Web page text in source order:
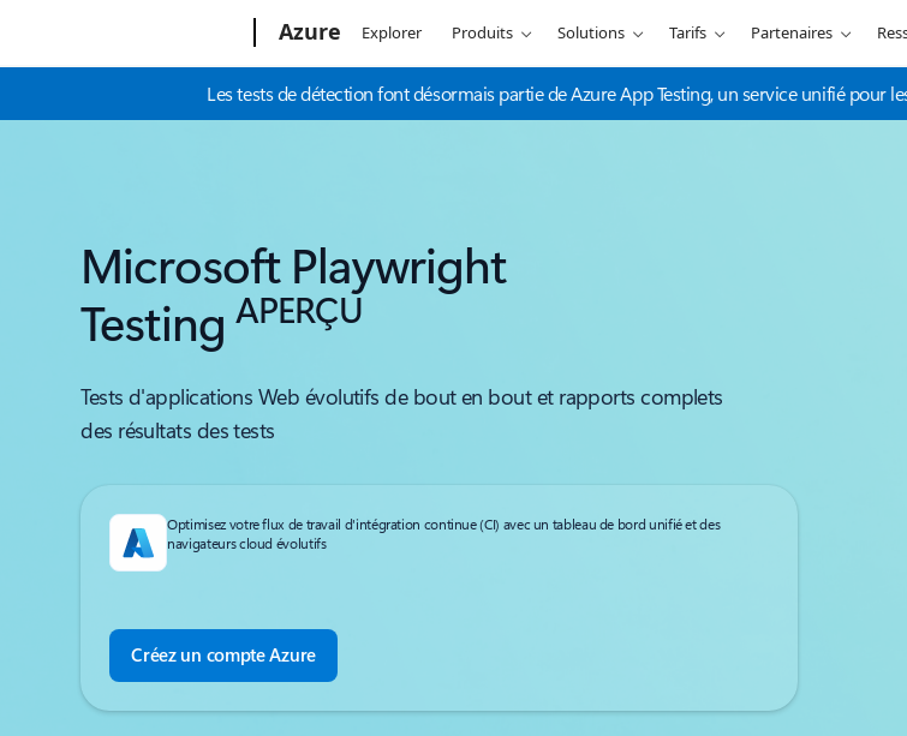
Azure Explorer Produits Solutions Tarifs Partenaires
Les tests de détection font désormais partie de Azure App Testing, un service unifié pour
Microsoft Playwright
Testing APERÇU
Tests d'applications Web évolutifs de bout en bout et rapports complets
des résultats des tests
Optimisez votre flux de travail d'intégration continue (CI) avec un tableau de bord unifié et des
navigateurs cloud évolutifs
Créez un compte Azure